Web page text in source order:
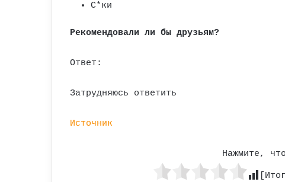
С*ки
Рекомендовали ли бы друзьям?
Ответ:
Затрудняюсь ответить
Источник
Нажмите,